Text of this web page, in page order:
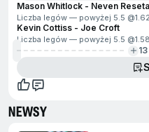
Mason Whitlock - Neven
Liczba legów — powyżej 5.5 @1.62
Kevin Cottiss - Joe Croft
Liczba legów — powyżej 5.5 @1.58
NEWSY